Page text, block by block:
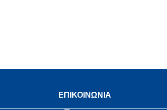
ΕΠΙΚΟΙΝΩΝΙΑ